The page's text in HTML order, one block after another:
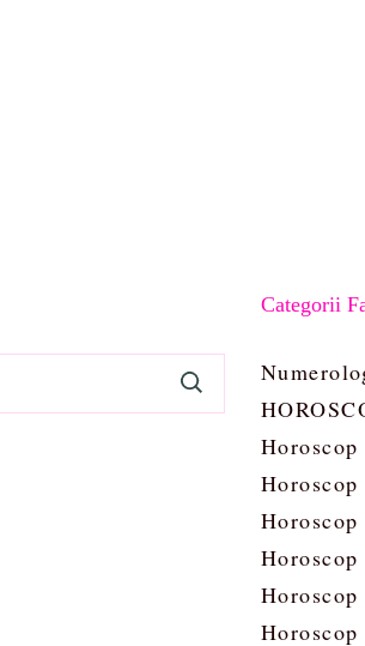
Categorii